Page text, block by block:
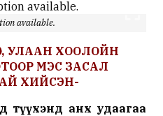
available.
УЛААН ХООЛОЙН
МЭС ЗАСАЛ
ХИЙСЭН-
түүхэнд анх удаагаа